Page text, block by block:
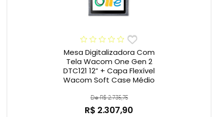
Mesa Digitalizadora Com
Tela Wacom One Gen 2
DTC121 12” + Capa Flexível
Wacom Soft Case Médio
De R$ 2.735,75
R$ 2.307,90